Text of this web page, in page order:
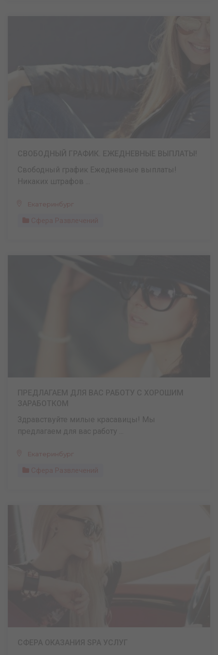
Свободный график Ежедневные выплаты!
Никаких штрафов ...
Екатеринбург
Сфера Развлечений
Здравствуйте милые красавицы! Мы
предлагаем для вас работу ...
Екатеринбург
Сфера Развлечений